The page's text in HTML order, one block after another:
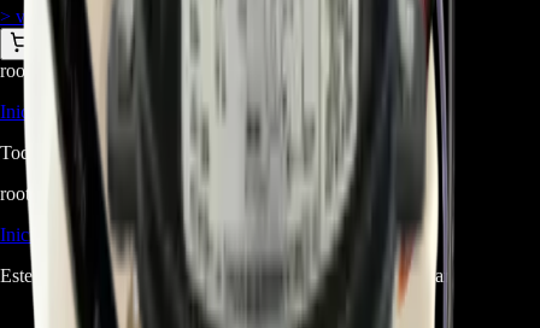
> ver_> desbloquear oferta_
root@ops:~#
Iniciá sesión
para hacer una pregunta.
Todavía no hay preguntas respondidas. Hacé la primera.
root@ops:~# cat RESEÑAS
Iniciá sesión
para dejar una reseña.
Este producto aún no tiene reseñas. Sé el primero en opinar.